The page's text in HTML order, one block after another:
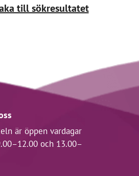
till sökresultatet
är öppen vardagar
och 13.00–